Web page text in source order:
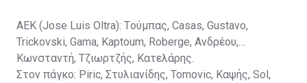
ΑΕΚ (Jose Luis Oltra): Tούμπας, Casas, Gustavo,
Trickovski, Gama, Κaptoum, Roberge, Aνδρέου,
Κωνσταντή, Τζιωρτζής, Κατελάρης.
Στον πάγκο: Piric, Στυλιανίδης, Tomovic, Καψής, Sol,